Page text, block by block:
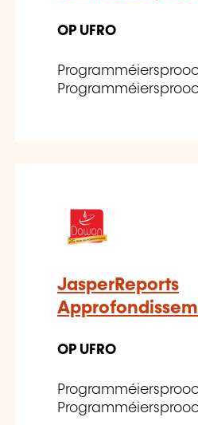
OP UFRO
JasperReports
OP UFRO